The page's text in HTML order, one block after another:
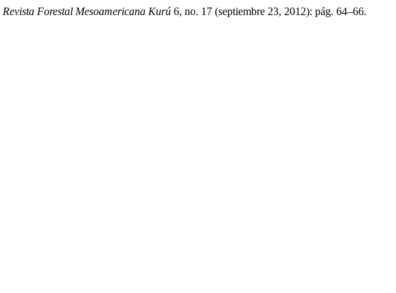
Revista Forestal Mesoamericana Kurú 6, no. 17 (septiembre 23, 2012): pág. 64–66.